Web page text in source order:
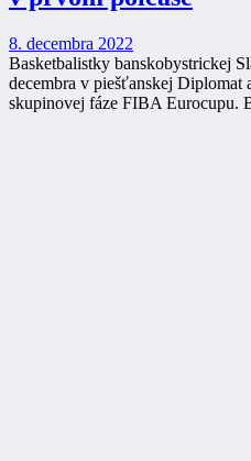
8. decembra 2022
Basketbalistky banskobystrickej
decembra v piešťanskej Diplomat
skupinovej fáze FIBA Eurocupu.